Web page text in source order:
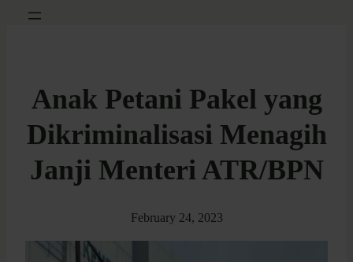
Anak Petani Pakel yang
Dikriminalisasi Menagih
Janji Menteri ATR/BPN
February 24, 2023